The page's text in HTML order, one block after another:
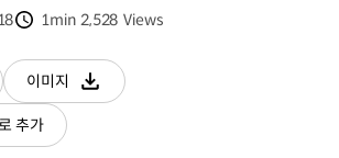
1min 2,528 Views
이미지
다운로드
추가(새
창